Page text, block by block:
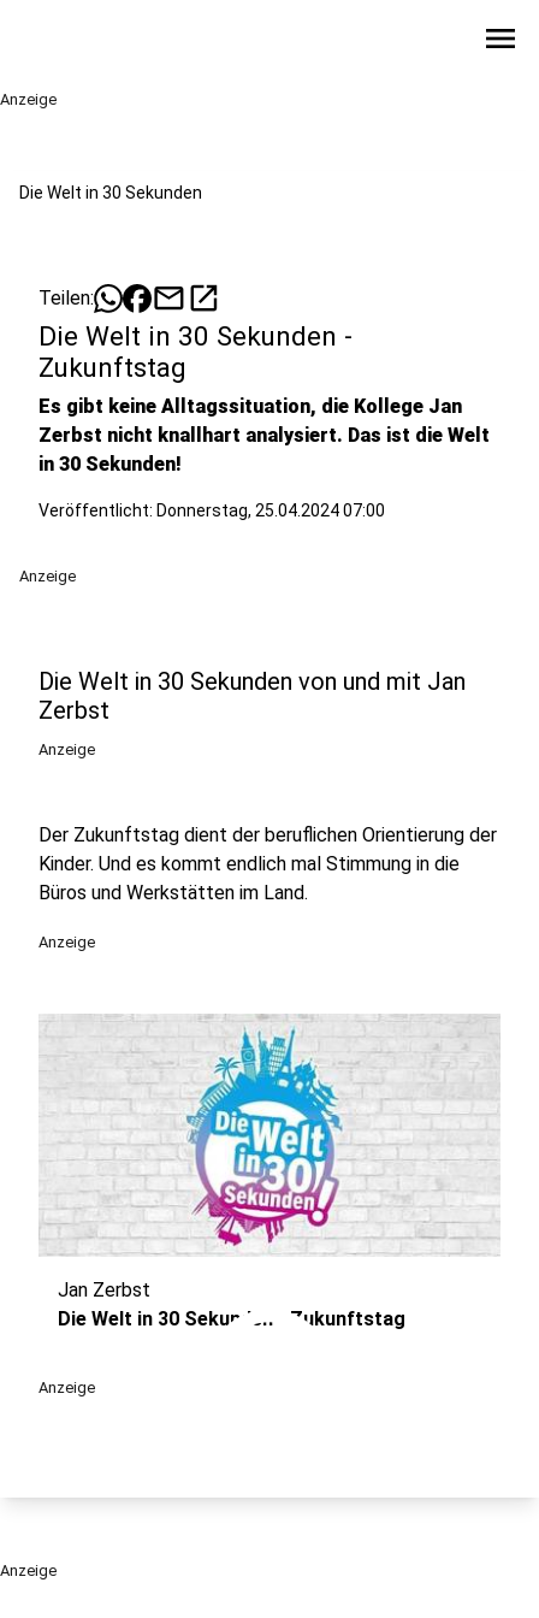
menu
Anzeige
Die Welt in 30 Sekunden
Teilen: mailopen_in_new
Die Welt in 30 Sekunden -
Zukunftstag
Es gibt keine Alltagssituation, die Kollege Jan
Zerbst nicht knallhart analysiert. Das ist die Welt
in 30 Sekunden!
Veröffentlicht: Donnerstag, 25.04.2024 07:00
Anzeige
Die Welt in 30 Sekunden von und mit Jan
Zerbst
Anzeige
Der Zukunftstag dient der beruflichen Orientierung der
Kinder. Und es kommt endlich mal Stimmung in die
Büros und Werkstätten im Land.
Anzeige
play_circle
Jan Zerbst
Die Welt in 30 Sekunden - Zukunftstag
Anzeige
Anzeige